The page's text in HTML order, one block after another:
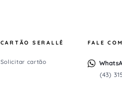
CARTÃO SERALLÊ
Solicitar cartão
FALE
(43)